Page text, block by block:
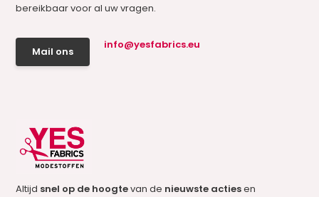
bereikbaar voor al uw vragen.
Mail ons
info@yesfabrics.eu
Altijd snel op de hoogtevan de nieuwste actiesen